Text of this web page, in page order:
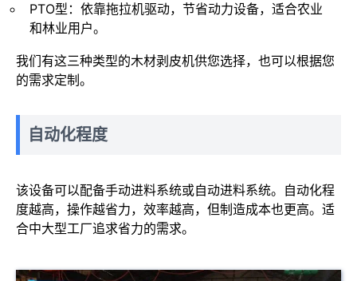
PTO型：依靠拖拉机驱动，节省动力设备，适合农业
和林业用户。
我们有这三种类型的木材剥皮机供您选择，也可以根据您
的需求定制。
自动化程度
该设备可以配备手动进料系统或自动进料系统。自动化程
度越高，操作越省力，效率越高，但制造成本也更高。适
合中大型工厂追求省力的需求。